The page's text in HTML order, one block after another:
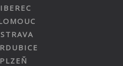
PLZEŇ